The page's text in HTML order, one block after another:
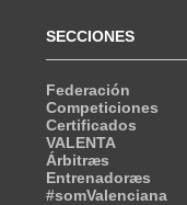
SECCIONES
Federación
Competiciones
Certificados
VALENTA
Árbitræs
Entrenadoræs
#somValenciana